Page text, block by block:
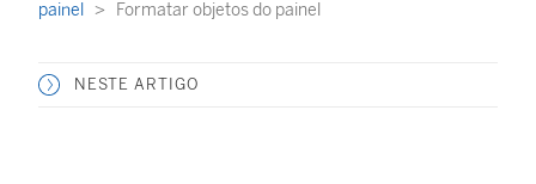
painel
Formatar objetos do painel
NESTE ARTIGO